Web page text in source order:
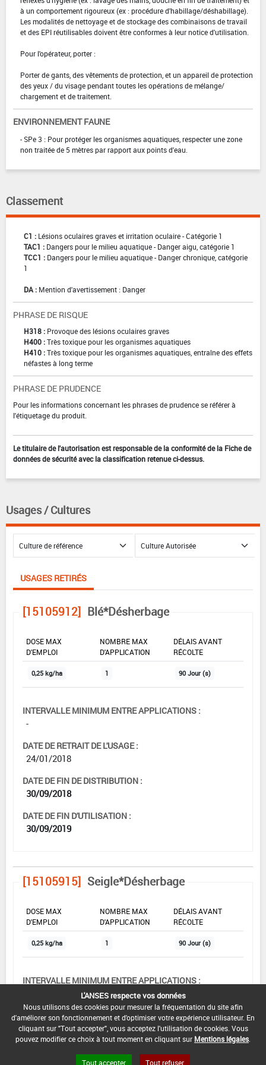
à un comportement rigoureux (ex : procédure d'habillage/déshabillage).
Les modalités de nettoyage et de stockage des combinaisons de travail
et des EPI réutilisables doivent être conformes à leur notice d'utilisation.
Pour l'opérateur, porter :
Porter de gants, des vêtements de protection, et un appareil de protection
des yeux / du visage pendant toutes les opérations de mélange/
chargement et de traitement.
ENVIRONNEMENT FAUNE
- SPe 3 : Pour protéger les organismes aquatiques, respecter une zone
non traitée de 5 mètres par rapport aux points d'eau.
Classement
C1 : Lésions oculaires graves et irritation oculaire - Catégorie 1
TAC1 : Dangers pour le milieu aquatique - Danger aigu, catégorie 1
TCC1 : Dangers pour le milieu aquatique - Danger chronique, catégorie
1
DA : Mention d'avertissement : Danger
PHRASE DE RISQUE
H318 : Provoque des lésions oculaires graves
H400 :Très toxique pour les organismes aquatiques
H410 :Très toxique pour les organismes aquatiques, entraîne des effets
néfastes à long terme
PHRASE DE PRUDENCE
Pour les informations concernant les phrases de prudence se référer à
l'étiquetage du produit.
Le titulaire de l'autorisation est responsable de la conformité de la Fiche de
données de sécurité avec la classification retenue ci-dessus.
Usages / Cultures
USAGES RETIRÉS
[15105912] Blé*Désherbage
DOSE MAX
D'EMPLOI
NOMBRE MAX
D'APPLICATION
DÉLAIS AVANT
RÉCOLTE
0,25 kg/ha 1 90 Jour (s)
INTERVALLE MINIMUM ENTRE APPLICATIONS :
-
DATE DE RETRAIT DE L'USAGE :
24/01/2018
DATE DE FIN DE DISTRIBUTION :
30/09/2018
DATE DE FIN D'UTILISATION :
30/09/2019
[15105915] Seigle*Désherbage
DOSE MAX
D'EMPLOI
NOMBRE MAX
D'APPLICATION
DÉLAIS AVANT
RÉCOLTE
0,25 kg/ha 1 90 Jour (s)
INTERVALLE MINIMUM ENTRE APPLICATIONS :
DATE DE RETRAIT DE L'USAGE :
24/01/2018
L'ANSES respecte vos données
Nous utilisons des cookies pour mesurer la fréquentation du site afin
d'améliorer son fonctionnement et d'optimiser votre expérience utilisateur. En
cliquant sur "Tout accepter", vous acceptez l'utilisation de cookies. Vous
pouvez modifier ce choix à tout moment en cliquant sur Mentions légales
Tout accepter Tout refuser